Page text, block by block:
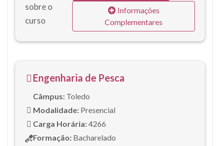
sobre o
curso
Informações
Complementares
Engenharia de Pesca
Câmpus: Toledo
Modalidade: Presencial
Carga Horária:4266
Formação: Bacharelado